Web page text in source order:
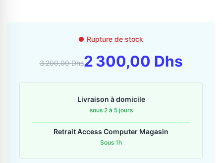
06 36 88 27 81
Envoyer un message
Rupture de stock
3 200,00 Dhs2 300,00 Dhs
Livraison à domicile
sous 2 à 5 jours
Retrait Access Computer Magasin
Sous 1h